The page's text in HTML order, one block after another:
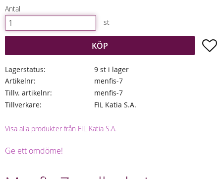
Antal
st
KÖP
Lagerstatus
9 st i lager
Artikelnr
menfis-7
Tillv. artikelnr
menfis-7
Tillverkare
FIL Katia S.A.
Visa alla produkter från FIL Katia S.A.
Ge ett omdöme!